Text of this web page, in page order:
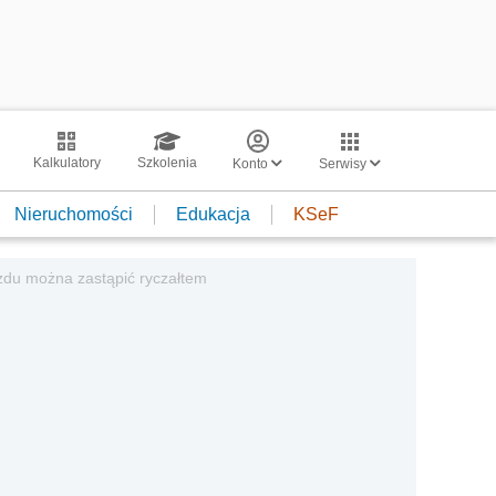
Kalkulatory Szkolenia Konto Serwisy
Nieruchomości Edukacja KSeF
można zastąpić ryczałtem